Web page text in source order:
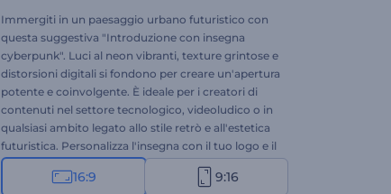
Immergiti in un paesaggio urbano futuristico con
questa suggestiva "Introduzione con insegna
cyberpunk". Luci al neon vibranti, texture grintose e
distorsioni digitali si fondono per creare un'apertura
potente e coinvolgente. È ideale per i creatori di
contenuti nel settore tecnologico, videoludico o in
qualsiasi ambito legato allo stile retrò e all'estetica
futuristica. Personalizza l'insegna con il tuo logo e il
tuo testo e abbinala a un audio energico per il
massimo impatto. Crea ora e distinguiti con la tua
16:9 9:16